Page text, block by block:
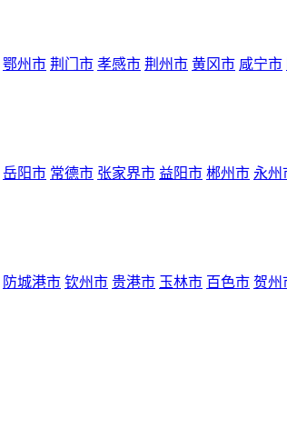
鄂州市 荆门市 孝感市 荆州市 黄冈市 咸宁市
岳阳市 常德市 张家界市 益阳市 郴州市 永州
防城港市 钦州市 贵港市 玉林市 百色市 贺州